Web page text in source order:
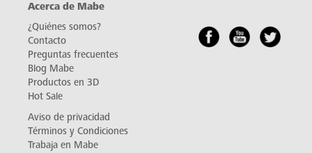
Acerca de Mabe
¿Quiénes somos?
Contacto
Preguntas frecuentes
Blog Mabe
Productos en 3D
Hot Sale
Aviso de privacidad
Términos y Condiciones
Trabaja en Mabe